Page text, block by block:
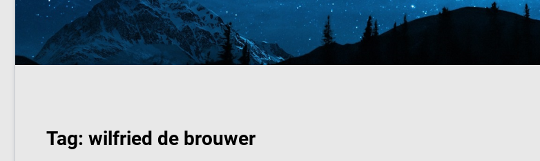
Tag: wilfried de brouwer